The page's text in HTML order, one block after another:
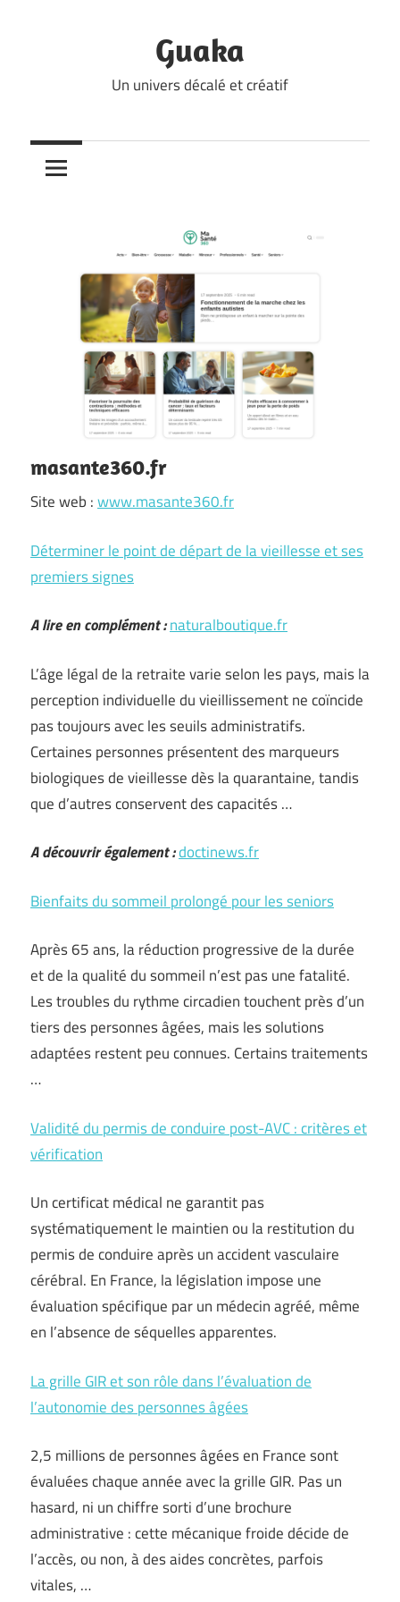
Guaka
Un univers décalé et créatif
masante360.fr
Site web :www.masante360.fr
Déterminer le point de départ de la vieillesse et ses
premiers signes
A lire en complément :naturalboutique.fr
L’âge légal de la retraite varie selon les pays, mais la
perception individuelle du vieillissement ne coïncide
pas toujours avec les seuils administratifs.
Certaines personnes présentent des marqueurs
biologiques de vieillesse dès la quarantaine, tandis
que d’autres conservent des capacités …
A découvrir également :doctinews.fr
Bienfaits du sommeil prolongé pour les seniors
Après 65 ans, la réduction progressive de la durée
et de la qualité du sommeil n’est pas une fatalité.
Les troubles du rythme circadien touchent près d’un
tiers des personnes âgées, mais les solutions
adaptées restent peu connues. Certains traitements
…
Validité du permis de conduire post-AVC : critères et
vérification
Un certificat médical ne garantit pas
systématiquement le maintien ou la restitution du
permis de conduire après un accident vasculaire
cérébral. En France, la législation impose une
évaluation spécifique par un médecin agréé, même
en l’absence de séquelles apparentes.
La grille GIR et son rôle dans l’évaluation de
l’autonomie des personnes âgées
2,5 millions de personnes âgées en France sont
évaluées chaque année avec la grille GIR. Pas un
hasard, ni un chiffre sorti d’une brochure
administrative : cette mécanique froide décide de
l’accès, ou non, à des aides concrètes, parfois
vitales, …